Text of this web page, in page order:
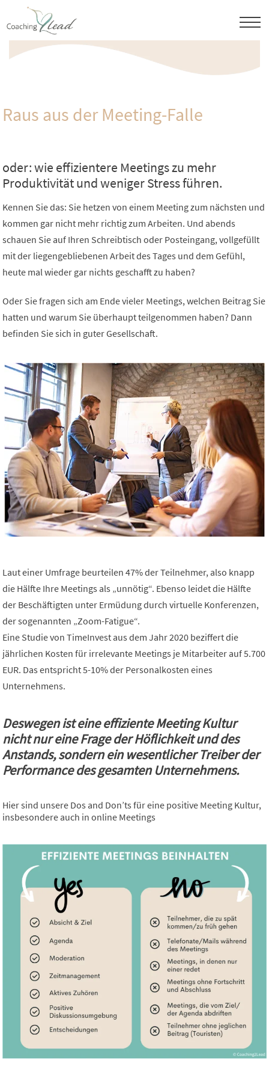
to
content
Raus aus der Meeting-Falle
oder: wie effizientere Meetings zu mehr
Produktivität und weniger Stress führen.
Kennen Sie das: Sie hetzen von einem Meeting zum nächsten und
kommen gar nicht mehr richtig zum Arbeiten. Und abends
schauen Sie auf Ihren Schreibtisch oder Posteingang, vollgefüllt
mit der liegengebliebenen Arbeit des Tages und dem Gefühl,
heute mal wieder gar nichts geschafft zu haben?
Oder Sie fragen sich am Ende vieler Meetings, welchen Beitrag Sie
hatten und warum Sie überhaupt teilgenommen haben? Dann
befinden Sie sich in guter Gesellschaft.
Laut einer Umfrage beurteilen 47% der Teilnehmer, also knapp
die Hälfte Ihre Meetings als „unnötig“. Ebenso leidet die Hälfte
der Beschäftigten unter Ermüdung durch virtuelle Konferenzen,
der sogenannten „Zoom-Fatigue“.
Eine Studie von TimeInvest aus dem Jahr 2020 beziffert die
jährlichen Kosten für irrelevante Meetings je Mitarbeiter auf 5.700
EUR. Das entspricht 5-10% der Personalkosten eines
Unternehmens.
Deswegen ist eine effiziente Meeting Kultur
nicht nur eine Frage der Höflichkeit und des
Anstands, sondern ein wesentlicher Treiber der
Performance des gesamten Unternehmens.
Hier sind unsere Dos and Don’ts für eine positive Meeting Kultur,
insbesondere auch in online Meetings